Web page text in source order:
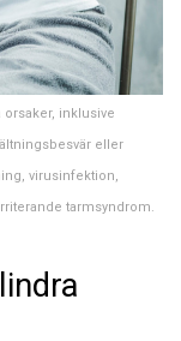
inklusive
eller
virusinfektion,
tarmsyndrom.